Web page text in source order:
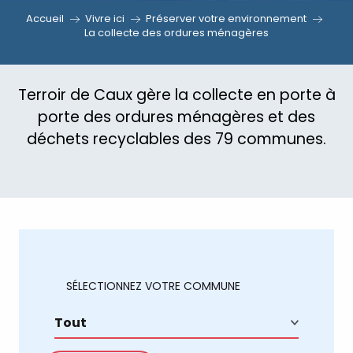
Accueil Vivre ici
Préserver votre environnement
La collecte des ordures ménagères
Terroir de Caux gère la collecte en porte à
porte des ordures ménagères et des
déchets recyclables des 79 communes.
SÉLECTIONNEZ VOTRE COMMUNE